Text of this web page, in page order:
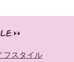
フスタイル